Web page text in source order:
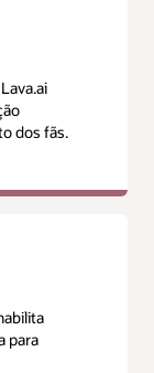
dos fãs.
para